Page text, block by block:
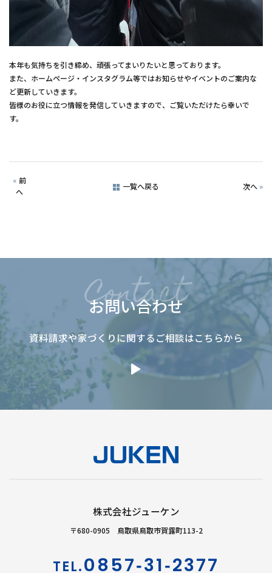
本年も気持ちを引き締め、頑張ってまいりたいと思っております。
また、ホームページ・インスタグラム等ではお知らせやイベントのご案内な
ど更新していきます。
皆様のお役に立つ情報を発信していきますので、ご覧いただけたら幸いで
す。
« 前
へ
一覧へ戻る 次へ»
お問い合わせ
資料請求や家づくりに関するご相談はこちらから
株式会社ジューケン
〒680-0905 鳥取県鳥取市賀露町113-2
TEL.0857‐31‐2377